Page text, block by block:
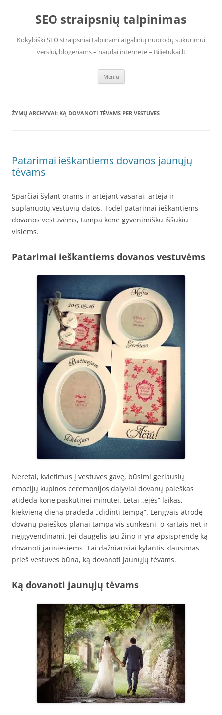
SEO straipsnių talpinimas
Kokybiški SEO straipsniai talpinami atgalinių nuorodų sukūrimui
verslui, blogeriams – naudai internete – Bilietukai.lt
Meniu
ŽYMŲ ARCHYVAI: KĄ DOVANOTI TĖVAMS PER VESTUVES
Patarimai ieškantiems dovanos jaunųjų
tėvams
Sparčiai šylant orams ir artėjant vasarai, artėja ir
suplanuotų vestuvių datos. Todėl patarimai ieškantiems
dovanos vestuvėms, tampa kone gyvenimišku iššūkiu
visiems.
Patarimai ieškantiems dovanos vestuvėms
Neretai, kvietimus į vestuves gavę, būsimi geriausių
emocijų kupinos ceremonijos dalyviai dovanų paieškas
atideda kone paskutinei minutei. Lėtai „ėjės” laikas,
kiekvieną dieną pradeda „didinti tempą”. Lengvais atrodę
dovanų paieškos planai tampa vis sunkesni, o kartais net ir
neįgyvendinami. Jei daugelis jau žino ir yra apsisprendę ką
dovanoti jauniesiems. Tai dažniausiai kylantis klausimas
prieš vestuves būna, ką dovanoti jaunųjų tėvams.
Ką dovanoti jaunųjų tėvams